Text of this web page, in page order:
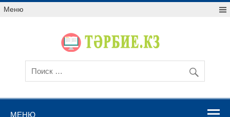
Меню
МЕНЮ